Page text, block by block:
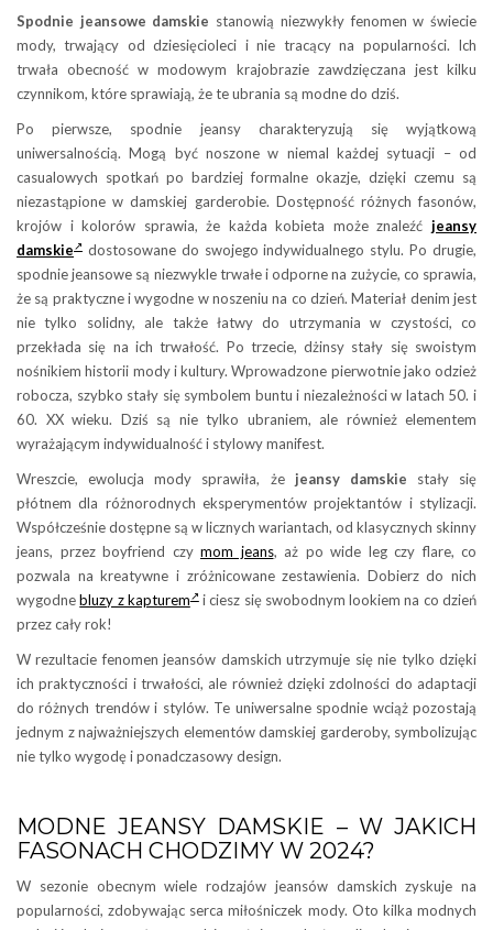
Spodnie jeansowe damskie stanowią niezwykły fenomen w świecie
mody, trwający od dziesięcioleci i nie tracący na popularności. Ich
trwała obecność w modowym krajobrazie zawdzięczana jest kilku
czynnikom, które sprawiają, że te ubrania są modne do dziś.
Po pierwsze, spodnie jeansy charakteryzują się wyjątkową
uniwersalnością. Mogą być noszone w niemal każdej sytuacji – od
casualowych spotkań po bardziej formalne okazje, dzięki czemu są
niezastąpione w damskiej garderobie. Dostępność różnych fasonów,
krojów i kolorów sprawia, że każda kobieta może znaleźć jeansy
damskie
dostosowane do swojego indywidualnego stylu. Po drugie,
spodnie jeansowe są niezwykle trwałe i odporne na zużycie, co sprawia,
że są praktyczne i wygodne w noszeniu na co dzień. Materiał denim jest
nie tylko solidny, ale także łatwy do utrzymania w czystości, co
przekłada się na ich trwałość. Po trzecie, dżinsy stały się swoistym
nośnikiem historii mody i kultury. Wprowadzone pierwotnie jako odzież
robocza, szybko stały się symbolem buntu i niezależności w latach 50. i
60. XX wieku. Dziś są nie tylko ubraniem, ale również elementem
wyrażającym indywidualność i stylowy manifest.
Wreszcie, ewolucja mody sprawiła, że jeansy damskie stały się
płótnem dla różnorodnych eksperymentów projektantów i stylizacji.
Współcześnie dostępne są w licznych wariantach, od klasycznych skinny
jeans, przez boyfriend czy mom jeans, aż po wide leg czy flare, co
pozwala na kreatywne i zróżnicowane zestawienia. Dobierz do nich
wygodnebluzy z kapturem i ciesz się swobodnym lookiem na co dzień
przez cały rok!
W rezultacie fenomen jeansów damskich utrzymuje się nie tylko dzięki
ich praktyczności i trwałości, ale również dzięki zdolności do adaptacji
do różnych trendów i stylów. Te uniwersalne spodnie wciąż pozostają
jednym z najważniejszych elementów damskiej garderoby, symbolizując
nie tylko wygodę i ponadczasowy design.
MODNE JEANSY DAMSKIE – W JAKICH
FASONACH CHODZIMY W 2024?
W sezonie obecnym wiele rodzajów jeansów damskich zyskuje na
popularności, zdobywając serca miłośniczek mody. Oto kilka modnych